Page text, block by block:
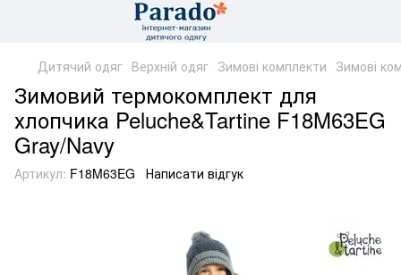
Дитячий одяг Верхній одяг Зимові комплекти Зимові
Зимовий термокомплект для
хлопчика Peluche&Tartine F18M63EG
Gray/Navy
Артикул: F18M63EG Написати відгук